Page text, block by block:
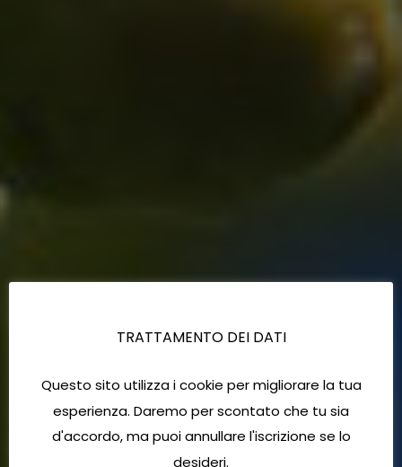
TRATTAMENTO DEI DATI
Questo sito utilizza i cookie per migliorare la tua
esperienza. Daremo per scontato che tu sia
d'accordo, ma puoi annullare l'iscrizione se lo
desideri.